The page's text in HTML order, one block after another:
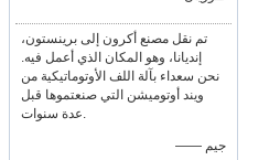
تم نقل مصنع أكرون إلى برينستون،
إنديانا، وهو المكان الذي أعمل فيه.
نحن سعداء بآلة اللف الأوتوماتيكية من
ويند أوتوميشن التي صنعتموها قبل
عدة سنوات.
—— جيم